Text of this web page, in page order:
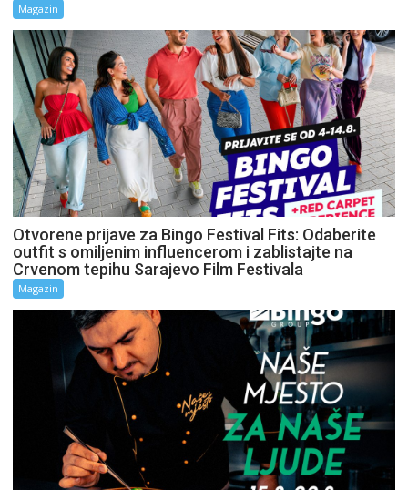
Magazin
Otvorene prijave za Bingo Festival Fits: Odaberite
outfit s omiljenim influencerom i zablistajte na
Crvenom tepihu Sarajevo Film Festivala
Magazin